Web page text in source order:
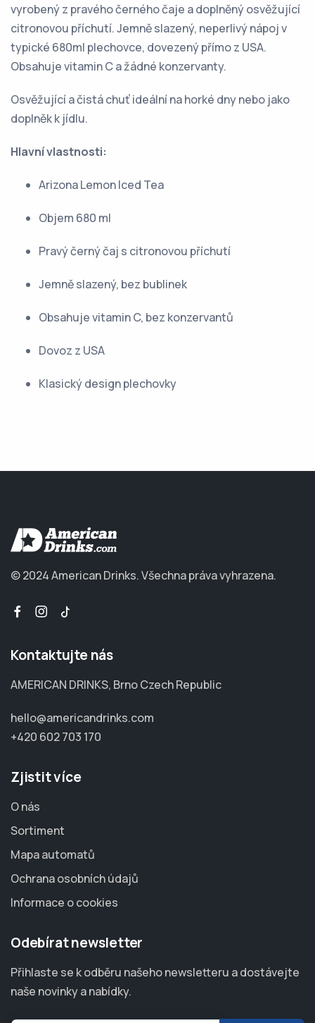
vyrobený z pravého černého čaje a doplněný osvěžující
citronovou příchutí. Jemně slazený, neperlivý nápoj v
typické 680ml plechovce, dovezený přímo z USA.
Obsahuje vitamin C a žádné konzervanty.
Osvěžující a čistá chuť ideální na horké dny nebo jako
doplněk k jídlu.
Hlavní vlastnosti:
Arizona Lemon Iced Tea
Objem 680 ml
Pravý černý čaj s citronovou příchutí
Jemně slazený, bez bublinek
Obsahuje vitamin C, bez konzervantů
Dovoz z USA
Klasický design plechovky
© 2024 American Drinks.Všechna práva vyhrazena.
Kontaktujte nás
AMERICAN DRINKS, Brno Czech Republic
hello@americandrinks.com
+420 602 703 170
Zjistit více
O nás
Sortiment
Mapa automatů
Ochrana osobních údajů
Informace o cookies
Odebírat newsletter
Přihlaste se k odběru našeho newsletteru a dostávejte
naše novinky a nabídky.